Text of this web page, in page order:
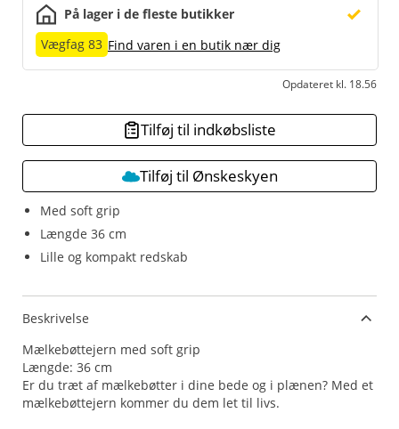
Med soft grip
Længde 36 cm
Lille og kompakt redskab
På lager i de fleste butikker
Vægfag 83 Find varen i en butik nær dig
Opdateret kl. 18.56
Tilføj til indkøbsliste
Tilføj til Ønskeskyen
Beskrivelse
Mælkebøttejern med soft grip
Længde: 36 cm
Er du træt af mælkebøtter i dine bede og i plænen? Med et
mælkebøttejern kommer du dem let til livs.